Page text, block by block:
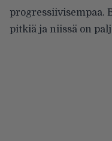
progressiivisempaa.
pitkiä ja niissä on